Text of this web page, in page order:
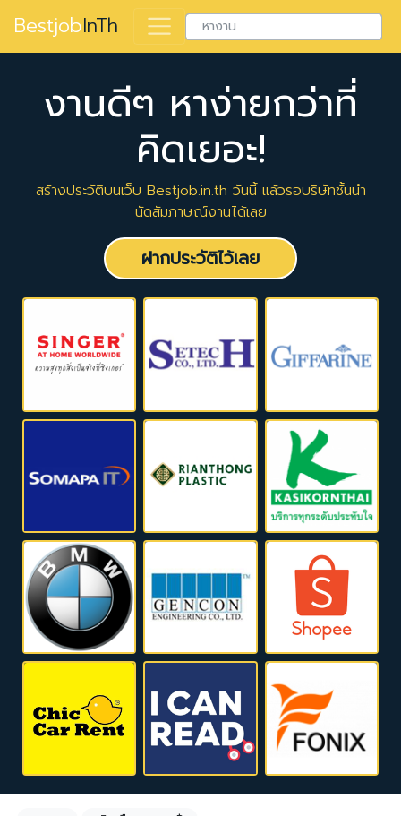
BestjobInTh
งานดีๆ หาง่ายกว่าที่
คิดเยอะ!
สร้างประวัติบนเว็บ Bestjob.in.th วันนี้ แล้วรอบริษัทชั้นนำ
นัดสัมภาษณ์งานได้เลย
ฝากประวัติไว้เลย